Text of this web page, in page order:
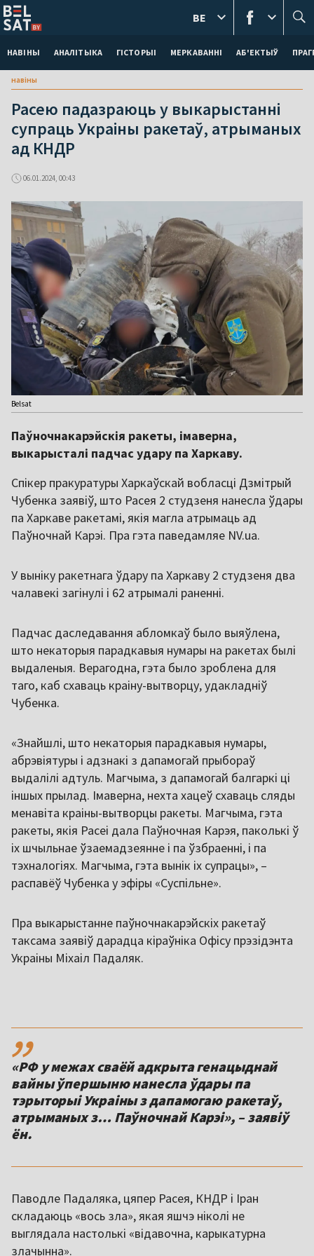
НАВІНЫ АНАЛІТЫКА ГІСТОРЫІ МЕРКАВАННI АБ'ЕКТЫЎ
BE
навіны
Расею падазраюць у выкарыстанні
супраць Украіны ракетаў, атрыманых
ад КНДР
06.01.2024, 00:43
Belsat
Паўночнакарэйскія ракеты, імаверна,
выкарысталі падчас удару па Харкаву.
Спікер пракуратуры Харкаўскай вобласці Дзмітрый
Чубенка заявіў, што Расея 2 студзеня нанесла ўдары
па Харкаве ракетамі, якія магла атрымаць ад
Паўночнай Карэі. Пра гэта паведамляе NV.ua.
У выніку ракетнага ўдару па Харкаву 2 студзеня два
чалавекі загінулі і 62 атрымалі раненні.
Падчас даследавання абломкаў было выяўлена,
што некаторыя парадкавыя нумары на ракетах былі
выдаленыя. Верагодна, гэта было зроблена для
таго, каб схаваць краіну-вытворцу, удакладніў
Чубенка.
«Знайшлі, што некаторыя парадкавыя нумары,
абрэвіятуры і адзнакі з дапамогай прыбораў
выдалілі адтуль. Магчыма, з дапамогай балгаркі ці
іншых прылад. Імаверна, нехта хацеў схаваць сляды
менавіта краіны-вытворцы ракеты. Магчыма, гэта
ракеты, якія Расеі дала Паўночная Карэя, паколькі ў
іх шчыльнае ўзаемадзеянне і па ўзбраенні, і па
тэхналогіях. Магчыма, гэта вынік іх супрацы», –
распавёў Чубенка у эфіры «Суспільне».
Пра выкарыстанне паўночнакарэйскіх ракетаў
таксама заявіў дарадца кіраўніка Офісу прэзідэнта
Украіны Міхаіл Падаляк.
,,
«РФ у межах сваёй адкрыта генацыднай
вайны ўпершыню нанесла ўдары па
тэрыторыі Украіны з дапамогаю ракетаў,
атрыманых з… Паўночнай Карэі», – заявіў
ён.
Паводле Падаляка, цяпер Расея, КНДР і Іран
складаюць «вось зла», якая яшчэ ніколі не
выглядала настолькі «відавочна, карыкатурна
злачынна».